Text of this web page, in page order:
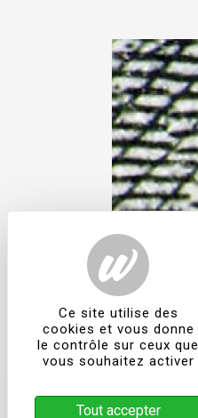
Ce site utilise des
cookies et vous donne
le contrôle sur ceux que
vous souhaitez activer
Tout accepter